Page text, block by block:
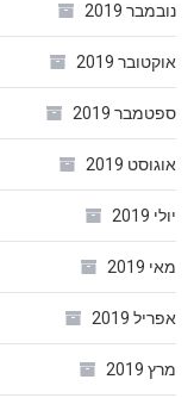
נובמבר 2019
אוקטובר 2019
ספטמבר 2019
אוגוסט 2019
יולי 2019
מאי 2019
אפריל 2019
מרץ 2019